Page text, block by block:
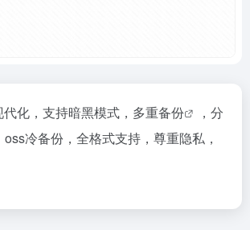
化，支持暗黑模式，多重备份
，分
oss冷备份，全格式支持，尊重隐私，